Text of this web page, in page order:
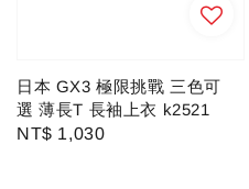
日本 GX3 極限挑戰 三色可
選 薄長T 長袖上衣 k2521
Regular
NT$ 1,030